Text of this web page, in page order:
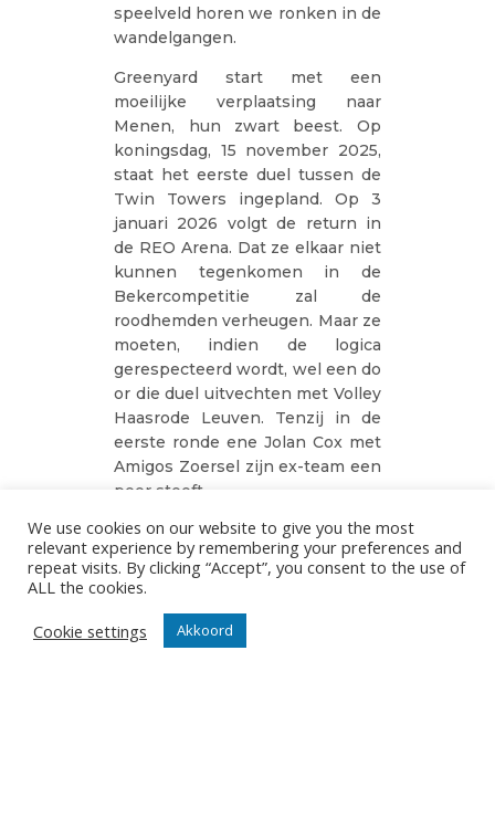
speelveld horen we ronken in de
wandelgangen.
Greenyard start met een
moeilijke verplaatsing naar
Menen, hun zwart beest. Op
koningsdag, 15 november 2025,
staat het eerste duel tussen de
Twin Towers ingepland. Op 3
januari 2026 volgt de return in
de REO Arena. Dat ze elkaar niet
kunnen tegenkomen in de
Bekercompetitie zal de
roodhemden verheugen. Maar ze
moeten, indien de logica
gerespecteerd wordt, wel een do
or die duel uitvechten met Volley
Haasrode Leuven. Tenzij in de
eerste ronde ene Jolan Cox met
Amigos Zoersel zijn ex-team een
peer stooft.
We use cookies on our website to give you the most
relevant experience by remembering your preferences and
repeat visits. By clicking “Accept”, you consent to the use of
ALL the cookies.
Cookie settings
Akkoord